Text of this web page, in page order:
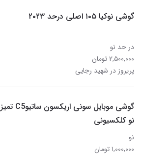
گوشی نوکیا ۱۰۵ اصلی درحد ۲۰۲۳
در حد نو
۲,۵۰۰,۰۰۰ تومان
پریروز در شهید رجایی
گوشی موبایل سونی اریکسون ساتیوC5 تمیز
نو کلکسیونی
نو
۱,۰۰۰,۰۰۰ تومان